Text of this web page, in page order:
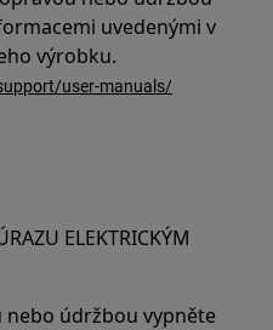
uvedenými v
výrobku.
user-manuals/
ELEKTRICKÝM
údržbou vypněte